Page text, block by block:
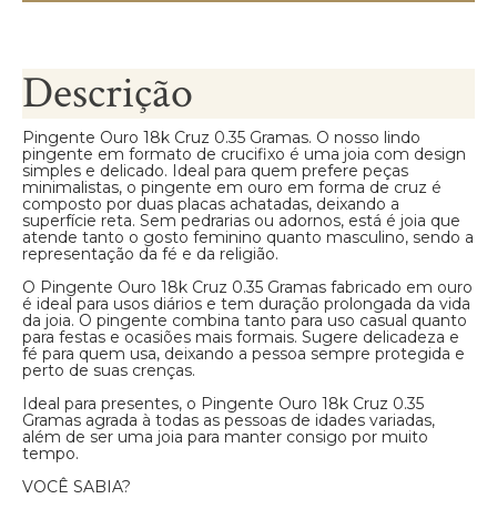
Descrição
Pingente Ouro 18k Cruz 0.35 Gramas. O nosso lindo
pingente em formato de crucifixo é uma joia com design
simples e delicado. Ideal para quem prefere peças
minimalistas, o pingente em ouro em forma de cruz é
composto por duas placas achatadas, deixando a
superfície reta. Sem pedrarias ou adornos, está é joia que
atende tanto o gosto feminino quanto masculino, sendo a
representação da fé e da religião.
O Pingente Ouro 18k Cruz 0.35 Gramas fabricado em ouro
é ideal para usos diários e tem duração prolongada da vida
da joia. O pingente combina tanto para uso casual quanto
para festas e ocasiões mais formais. Sugere delicadeza e
fé para quem usa, deixando a pessoa sempre protegida e
perto de suas crenças.
Ideal para presentes, o Pingente Ouro 18k Cruz 0.35
Gramas agrada à todas as pessoas de idades variadas,
além de ser uma joia para manter consigo por muito
tempo.
VOCÊ SABIA?